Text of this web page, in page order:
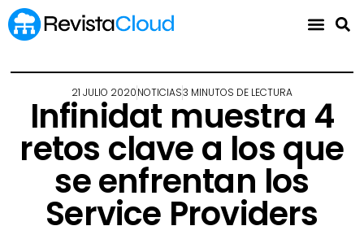
21 JULIO 2020NOTICIAS3 MINUTOS DE LECTURA
Infinidat muestra 4
retos clave a los que
se enfrentan los
Service Providers